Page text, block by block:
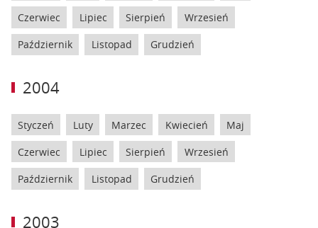
Czerwiec Lipiec Sierpień Wrzesień
Październik Listopad Grudzień
2004
Styczeń Luty Marzec Kwiecień Maj
Czerwiec Lipiec Sierpień Wrzesień
Październik Listopad Grudzień
2003